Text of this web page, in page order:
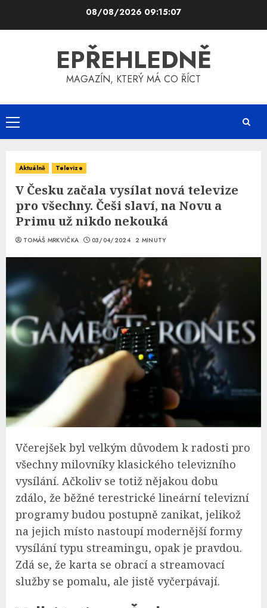
08/08/2026 09:15:07
EPŘEHLEDNĚ
MAGAZÍN, KTERÝ MÁ CO ŘÍCT
Primary
Menu
Aktuálně Televize
V Česku začala vysílat nová televize
pro všechny. Češi slaví, na Novu a
Primu už nikdo nekouká
TOMÁŠ MRKVIČKA 03/04/2024 2 MINUTY
Včerejšek byl velkým důvodem k radosti pro
všechny milovníky klasického televizního
vysílání. Ačkoliv se totiž nějakou dobu
zdálo, že běžné terestrické lineární televizní
programy budou postupně zanikat, jelikož
na jejich místo nastoupí modernější formy
vysílání typu streamingu, opak je pravdou.
Zdá se, že karta se obrací a streamovací
služby se pomalu, ale jistě vyčerpávají.